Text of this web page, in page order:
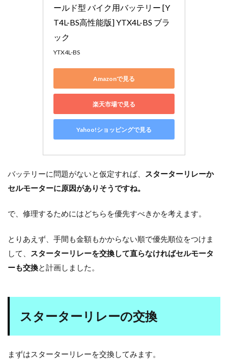
ールド型 バイク用バッテリー [Y
T4L-BS高性能版] YTX4L-BS ブラ
ック
YTX4L-BS
Amazonで見る
楽天市場で見る
Yahoo!ショッピングで見る
バッテリーに問題がないと仮定すれば、
スターターリレーか
セルモーターに原因がありそうですね。
で、修理するためにはどちらを優先すべきかを考えます。
とりあえず、手間も金額もかからない順で優先順位をつけま
して、
スターターリレーを交換して直らなければセルモータ
ーも交換と計画しました。
スターターリレーの交換
まずはスターターリレーを交換してみます。